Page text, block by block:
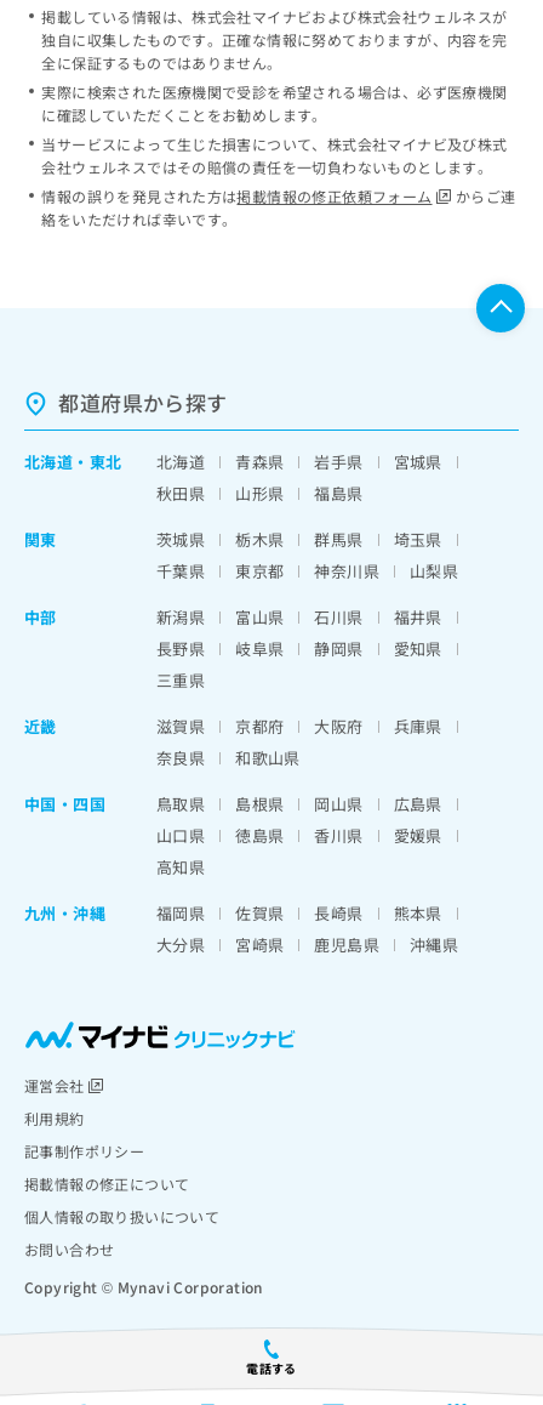
電話する
掲載している情報は、株式会社マイナビおよび株式会社ウェルネスが
独自に収集したものです。正確な情報に努めておりますが、内容を完
全に保証するものではありません。
実際に検索された医療機関で受診を希望される場合は、必ず医療機関
に確認していただくことをお勧めします。
当サービスによって生じた損害について、株式会社マイナビ及び株式
会社ウェルネスではその賠償の責任を一切負わないものとします。
情報の誤りを発見された方は掲載情報の修正依頼フォーム
からご連
絡をいただければ幸いです。
都道府県から探す
北海道 ・ 東北 北海道 青森県 岩手県
宮城県
秋田県
山形県
福島県
関東
茨城県 栃木県 群馬県
埼玉県
千葉県
東京都 神奈川県
山梨県
中部
新潟県 富山県 石川県
福井県
長野県
岐阜県 静岡県
愛知県
三重県
近畿
滋賀県 京都府 大阪府
兵庫県
奈良県
和歌山県
中国・四国
鳥取県 島根県 岡山県
広島県
山口県
徳島県 香川県
愛媛県
高知県
九州・沖縄
福岡県 佐賀県 長崎県
熊本県
大分県
宮崎県 鹿児島県 沖縄県
運営会社
利用規約
記事制作ポリシー
掲載情報の修正について
個人情報の取り扱いについて
お問い合わせ
Copyright © Mynavi Corporation